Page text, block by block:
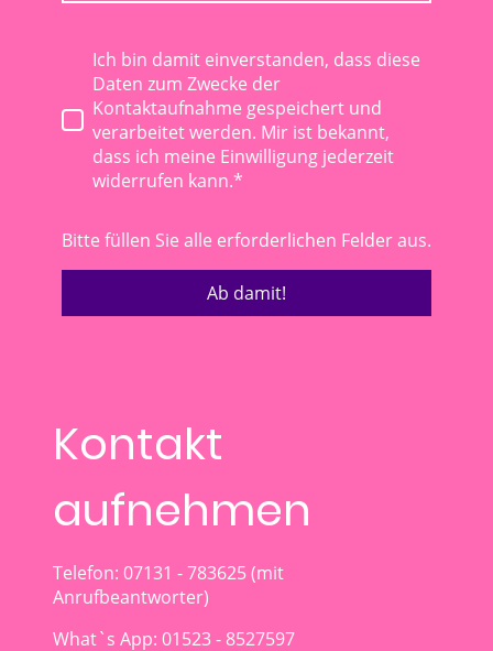
Ich bin damit einverstanden, dass diese
Daten zum Zwecke der
Kontaktaufnahme gespeichert und
verarbeitet werden. Mir ist bekannt,
dass ich meine Einwilligung jederzeit
widerrufen kann.*
Bitte füllen Sie alle erforderlichen Felder aus.
Ab damit!
Kontakt
aufnehmen
Telefon: 07131 - 783625 (mit
Anrufbeantworter)
What`s App: 01523 - 8527597